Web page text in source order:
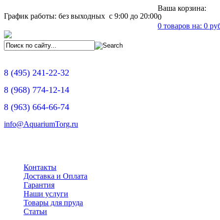
График работы: без выходных с 9:00 до 20:00
Ваша корзина:
0
0 товаров на: 0
8 (495) 241-22-32
8 (968) 774-12-14
8 (963) 664-66-74
info@AquariumTorg.ru
Контакты
Доставка и Оплата
Гарантия
Наши услуги
Товары для пруда
Статьи